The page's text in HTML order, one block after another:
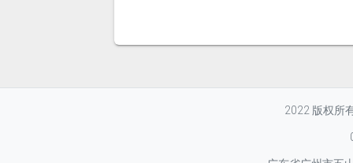
2022 版权所